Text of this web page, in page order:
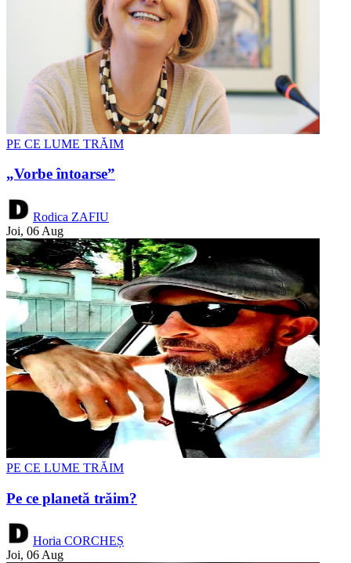
PE CE LUME TRĂIM
„Vorbe întoarse”
Rodica ZAFIU
Joi, 06 Aug
PE CE LUME TRĂIM
Pe ce planetă trăim?
Horia CORCHEȘ
Joi, 06 Aug